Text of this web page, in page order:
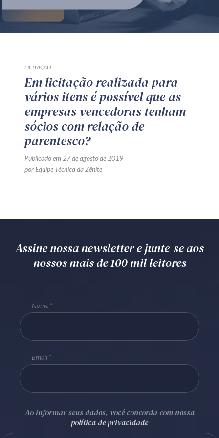
Produtos e serviços
Mentoria Zênite
Capacitação
Eventos presenciais
Zênite in Company
Curitiba/PR CEP
LICITAÇÃO
Em licitação realizada para
vários itens é possível que as
empresas vencedoras tenham
sócios com relação de
parentesco?
Publicado em 27 de agosto de 2019
por Equipe Técnica da Zênite
Assine nossa newsletter e junte-se aos
nossos mais de 100 mil leitores
Nome
Email
Ao informar seus dados, você concorda com nossa
política de privacidade